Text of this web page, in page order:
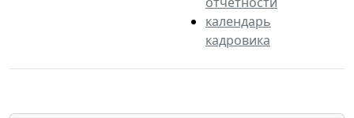
календарь
кадровика